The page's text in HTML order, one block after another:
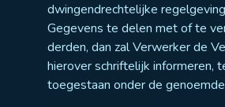
dwingendrechtelijke
Gegevens te delen met of te
derden, dan zal Verwerker de
hierover schriftelijk informeren,
toegestaan onder de